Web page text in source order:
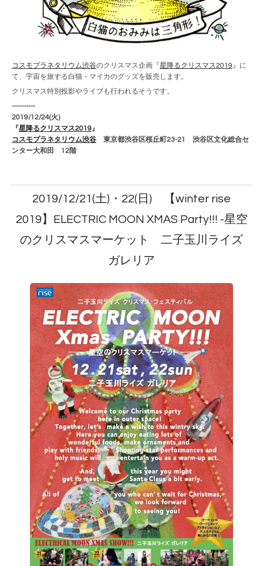
コスモプラネタリウム渋谷のクリスマス企画『 星降るクリスマス2019』に
て、宇宙を旅する白猫・マイカのグッズを販売します。
クリスマス特別投影やライブも行われるそうです。
----------
2019/12/24(火)
『星降るクリスマス2019』
コスモプラネタリウム渋谷 東京都渋谷区桜丘町23-21 渋谷区文化総合セ
ンター大和田 12階
2019/12/21(土)・22(日) 【winter rise
2019】ELECTRIC MOON XMAS Party!!! -星空
のクリスマスマーケット 二子玉川ライズ
ガレリア